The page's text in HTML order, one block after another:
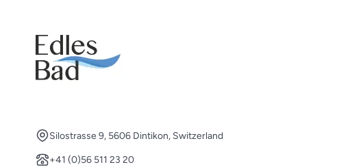
Silostrasse 9, 5606 Dintikon, Switzerland
+41 (0)56 511 23 20